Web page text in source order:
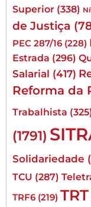
Superior (338)
de Justiça
PEC 287/16 (228)
Estrada (296)
Salarial (417)
Reforma da
Trabalhista
(1791)
Solidariedade
TCU (287)
TRF6 (219) TRT